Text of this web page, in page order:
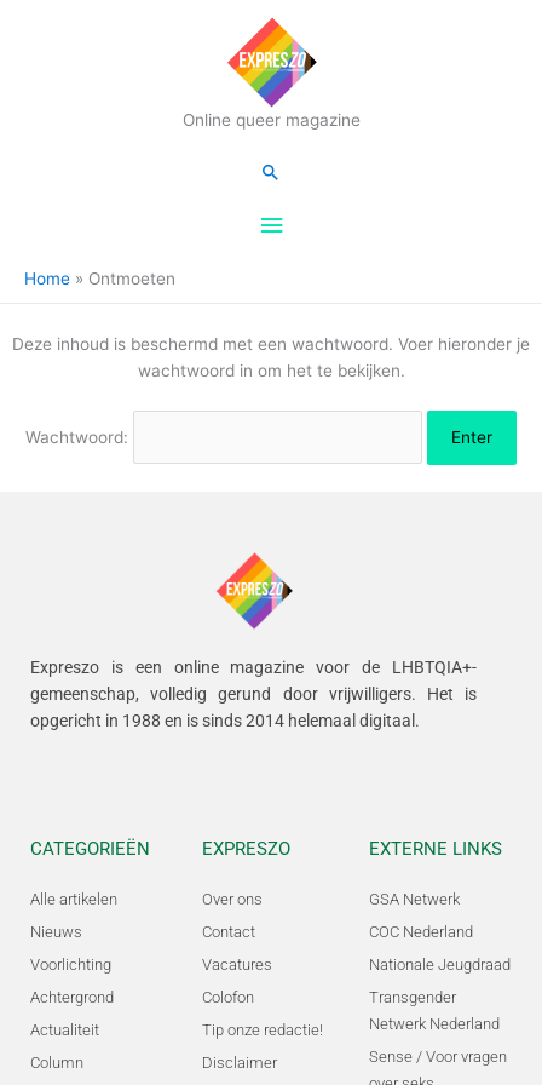
Online queer magazine
Hoofdmenu
Zoeken
Home Ontmoeten
Deze inhoud is beschermd met een wachtwoord. Voer hieronder je
wachtwoord in om het te bekijken.
Wachtwoord:
Expreszo is een online magazine voor de LHBTQIA+-
gemeenschap, volledig gerund door vrijwilligers. Het is
opgericht in 1988 en is sinds 2014 helemaal digitaal.
CATEGORIEËN
Alle artikelen
Nieuws
Voorlichting
Achtergrond
Actualiteit
Column
EXPRESZO
Over ons
Contact
Vacatures
Colofon
Tip onze redactie!
Disclaimer
EXTERNE LINKS
GSA Netwerk
COC Nederland
Nationale Jeugdraad
Transgender
Netwerk Nederland
Sense / Voor vragen